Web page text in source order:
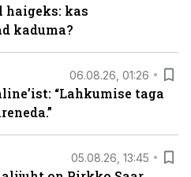
haigeks: kas
kaduma?
06.08.26, 01:26
“Lahkumise taga
05.08.26, 13:45